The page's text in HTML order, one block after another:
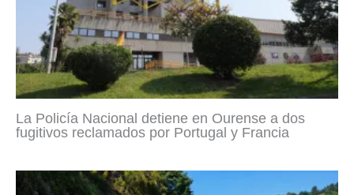
La Policía Nacional detiene en Ourense a dos
fugitivos reclamados por Portugal y Francia